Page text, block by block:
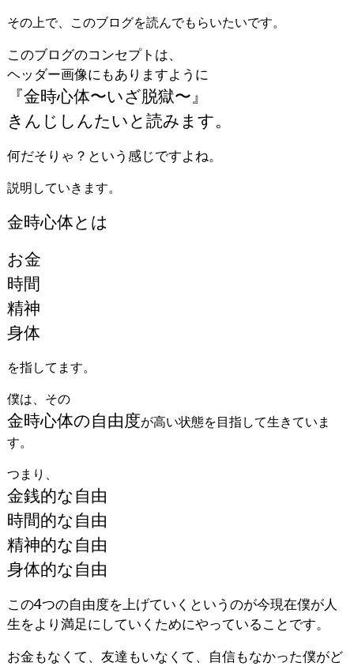
その上で、このブログを読んでもらいたいです。
このブログのコンセプトは、
ヘッダー画像にもありますように
『金時心体〜いざ脱獄〜』
きんじしんたいと読みます。
何だそりゃ？という感じですよね。
説明していきます。
金時心体とは
お金
時間
精神
身体
を指してます。
僕は、その
金時心体の自由度が高い状態を目指して生きていま
す。
つまり、
金銭的な自由
時間的な自由
精神的な自由
身体的な自由
この4つの自由度を上げていくというのが今現在僕が人
生をより満足にしていくためにやっていることです。
お金もなくて、友達もいなくて、自信もなかった僕がど